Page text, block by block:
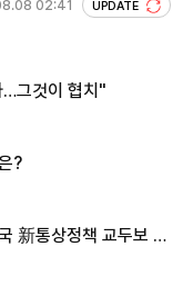
02:41 UPDATE
그것이 협치"
?
新통상정책 교두보 활